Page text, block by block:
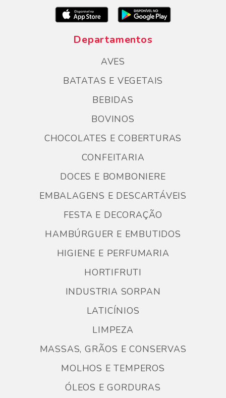
Departamentos
AVES
BATATAS E VEGETAIS
BEBIDAS
BOVINOS
CHOCOLATES E COBERTURAS
CONFEITARIA
DOCES E BOMBONIERE
EMBALAGENS E DESCARTÁVEIS
FESTA E DECORAÇÃO
HAMBÚRGUER E EMBUTIDOS
HIGIENE E PERFUMARIA
HORTIFRUTI
INDUSTRIA SORPAN
LATICÍNIOS
LIMPEZA
MASSAS, GRÃOS E CONSERVAS
MOLHOS E TEMPEROS
ÓLEOS E GORDURAS